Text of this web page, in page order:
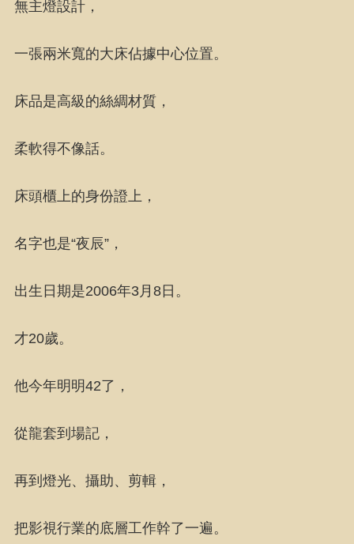
無主燈設計，
一張兩米寬的大床佔據中心位置。
床品是高級的絲綢材質，
柔軟得不像話。
床頭櫃上的身份證上，
名字也是“夜辰”，
出生日期是2006年3月8日。
才20歲。
他今年明明42了，
從龍套到場記，
再到燈光、攝助、剪輯，
把影視行業的底層工作幹了一遍。